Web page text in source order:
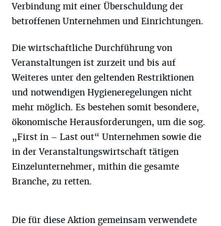
Verbindung mit einer Überschuldung der
betroffenen Unternehmen und Einrichtungen.
Die wirtschaftliche Durchführung von
Veranstaltungen ist zurzeit und bis auf
Weiteres unter den geltenden Restriktionen
und notwendigen Hygieneregelungen nicht
mehr möglich. Es bestehen somit besondere,
ökonomische Herausforderungen, um die sog.
„First in – Last out“ Unternehmen sowie die
in der Veranstaltungswirtschaft tätigen
Einzelunternehmer, mithin die gesamte
Branche, zu retten.
Die für diese Aktion gemeinsam verwendete